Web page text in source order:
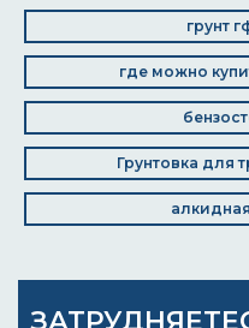
грунт
где можно
Грунтовка для